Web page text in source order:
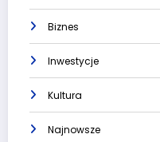
Biznes
Inwestycje
Kultura
Najnowsze